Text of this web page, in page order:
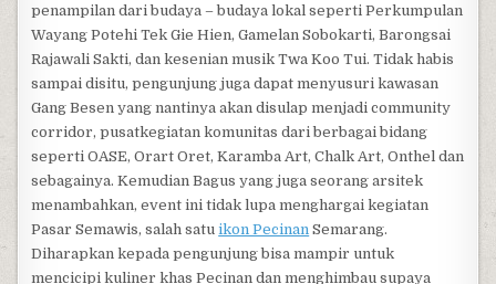
penampilan dari budaya – budaya lokal seperti Perkumpulan
Wayang Potehi Tek Gie Hien, Gamelan Sobokarti, Barongsai
Rajawali Sakti, dan kesenian musik Twa Koo Tui. Tidak habis
sampai disitu, pengunjung juga dapat menyusuri kawasan
Gang Besen yang nantinya akan disulap menjadi community
corridor, pusatkegiatan komunitas dari berbagai bidang
seperti OASE, Orart Oret, Karamba Art, Chalk Art, Onthel dan
sebagainya. Kemudian Bagus yang juga seorang arsitek
menambahkan, event ini tidak lupa menghargai kegiatan
Pasar Semawis, salah satuikon Pecinan Semarang.
Diharapkan kepada pengunjung bisa mampir untuk
mencicipi kuliner khas Pecinan dan menghimbau supaya